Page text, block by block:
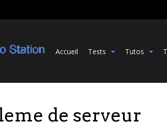
Accueil Tests Tutos
de serveur